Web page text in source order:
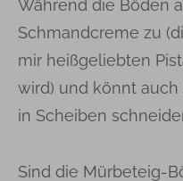
Während die Böden
Schmandcreme zu
mir heißgeliebten
wird) und könnt
in Scheiben
Sind die Mürbeteig-